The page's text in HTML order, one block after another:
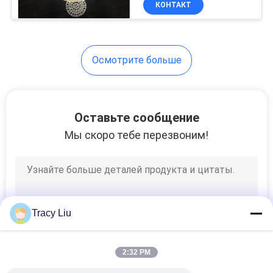
Мягкие зерна PVC
Зерна PVC
пластиковые
информации плавая
КОНТАКТ
Осмотрите больше
Оставьте сообщение
Мы скоро тебе перезвоним!
Tracy Liu
2:32 PM